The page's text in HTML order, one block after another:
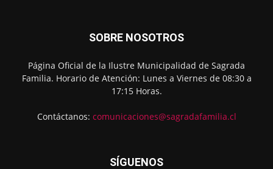
SOBRE NOSOTROS
Página Oficial de la Ilustre Municipalidad de Sagrada
Familia. Horario de Atención: Lunes a Viernes de 08:30 a
17:15 Horas.
Contáctanos: comunicaciones@sagradafamilia.cl
SÍGUENOS